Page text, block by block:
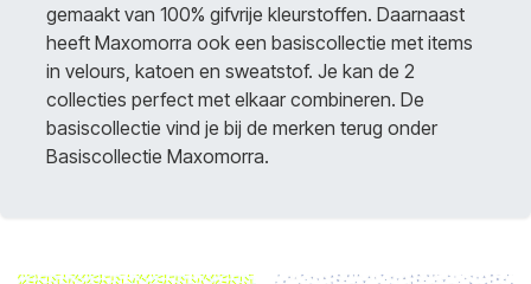
gemaakt van 100% gifvrije kleurstoffen. Daarnaast
heeft Maxomorra ook een basiscollectie met items
in velours, katoen en sweatstof. Je kan de 2
collecties perfect met elkaar combineren. De
basiscollectie vind je bij de merken terug onder
Basiscollectie Maxomorra.